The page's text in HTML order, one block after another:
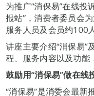
为推广“消保易”在线投
报站”，消费者委员会
服务人员及会员约100
讲座主要介绍“消保易”
程、服务内容以及功能
鼓励用“消保易”做在线
“消保易”是消委会最新